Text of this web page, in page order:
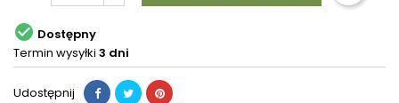
 Dostępny
Termin wysyłki 3 dni
Udostępnij